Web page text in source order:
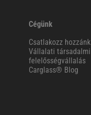
Cégünk
Csatlakozz hozzánk
Vállalati társadalmi
felelősségvállalás
Carglass® Blog